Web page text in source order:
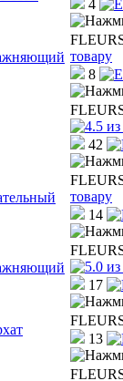
4
товару
8
42
товару
14
17
13